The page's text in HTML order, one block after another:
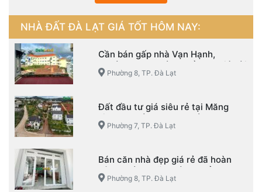
NHÀ ĐẤT ĐÀ LẠT GIÁ TỐT HÔM NAY:
Cần bán gấp nhà Vạn Hạnh,
Phường 8, TP. Đà Lạt đầu tư giá hời
Phường 8, TP. Đà Lạt
Đất đầu tư giá siêu rẻ tại Măng
Line – Phường 7 – TP. Đà Lạt
Phường 7, TP. Đà Lạt
Bán căn nhà đẹp giá rẻ đã hoàn
công đường Võ Trường Toản –
Phường 8 – TP. Đà Lạt
Phường 8, TP. Đà Lạt